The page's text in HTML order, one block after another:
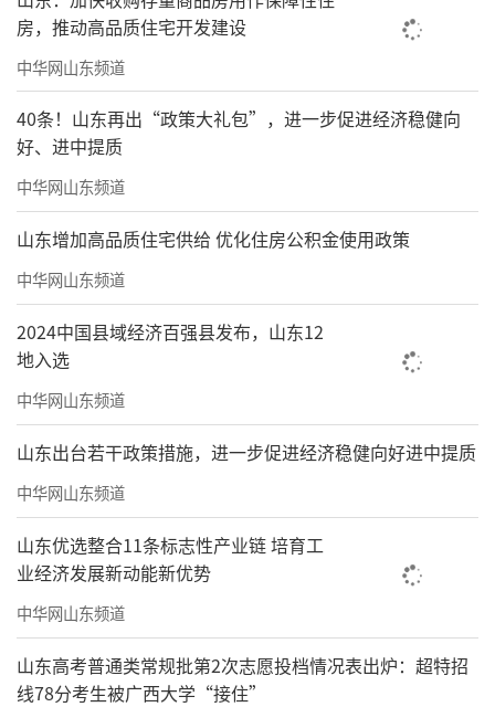
房，推动高品质住宅开发建设
中华网山东频道
40条！山东再出“政策大礼包”，进一步促进经济稳健向
好、进中提质
中华网山东频道
山东增加高品质住宅供给 优化住房公积金使用政策
中华网山东频道
2024中国县域经济百强县发布，山东12
地入选
中华网山东频道
山东出台若干政策措施，进一步促进经济稳健向好进中提质
中华网山东频道
山东优选整合11条标志性产业链 培育工
业经济发展新动能新优势
中华网山东频道
山东高考普通类常规批第2次志愿投档情况表出炉：超特招
线78分考生被广西大学“接住”